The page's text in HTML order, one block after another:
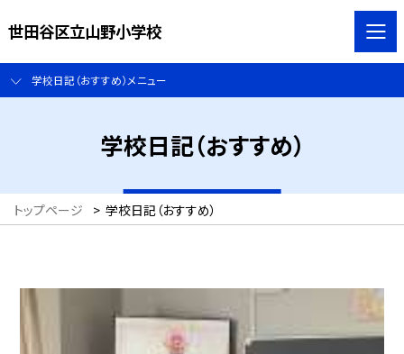
世田谷区立山野小学校
学校日記（おすすめ）メニュー
学校日記（おすすめ）
トップページ > 学校日記（おすすめ）